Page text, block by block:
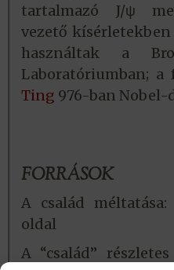
tartalmazó J/ψ
vezető kísérletekben
használtak a
Laboratóriumban; a
Ting 976-ban
FORRÁSOK
A család méltatása:
oldal
A “család”